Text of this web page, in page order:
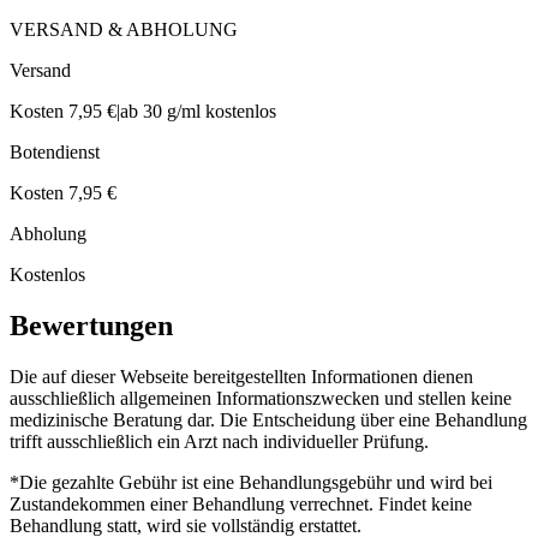
VERSAND & ABHOLUNG
Versand
Kosten 7,95 €|ab 30 g/ml kostenlos
Botendienst
Kosten 7,95 €
Abholung
Kostenlos
Bewertungen
Die auf dieser Webseite bereitgestellten Informationen dienen
ausschließlich allgemeinen Informationszwecken und stellen keine
medizinische Beratung dar. Die Entscheidung über eine Behandlung
trifft ausschließlich ein Arzt nach individueller Prüfung.
*Die gezahlte Gebühr ist eine Behandlungsgebühr und wird bei
Zustandekommen einer Behandlung verrechnet. Findet keine
Behandlung statt, wird sie vollständig erstattet.